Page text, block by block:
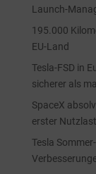
Launch-
195.000
EU-Land
Tesla-FSD in
sicherer als
SpaceX
erster
Tesla